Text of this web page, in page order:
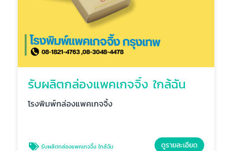
รับผลิตกล่องแพคเกจจิ้ง ใกล้ฉัน
โรงพิมพ์กล่องแพคเกจจิ้ง
รับผลิตกล่องแพคเกจจิ้ง ใกล้ฉัน ดูรายละเอียด